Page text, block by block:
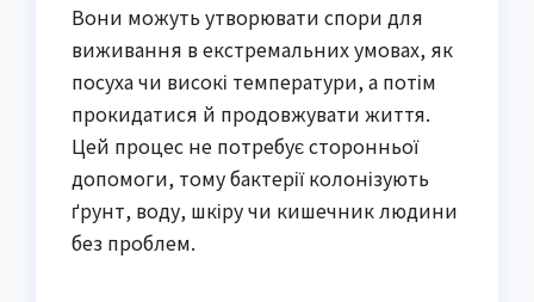
Вони можуть утворювати спори для
виживання в екстремальних умовах, як
посуха чи високі температури, а потім
прокидатися й продовжувати життя.
Цей процес не потребує сторонньої
допомоги, тому бактерії колонізують
ґрунт, воду, шкіру чи кишечник людини
без проблем.